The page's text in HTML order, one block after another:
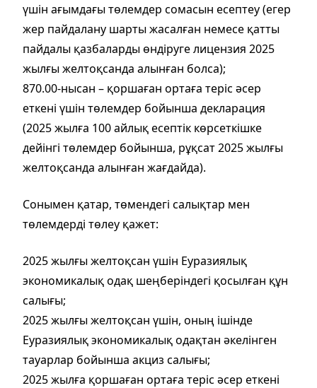
үшін ағымдағы төлемдер сомасын есептеу (егер
жер пайдалану шарты жасалған немесе қатты
пайдалы қазбаларды өндіруге лицензия 2025
жылғы желтоқсанда алынған болса);
870.00-нысан – қоршаған ортаға теріс әсер
еткені үшін төлемдер бойынша декларация
(2025 жылға 100 айлық есептік көрсеткішке
дейінгі төлемдер бойынша, рұқсат 2025 жылғы
желтоқсанда алынған жағдайда).
Сонымен қатар, төмендегі салықтар мен
төлемдерді төлеу қажет:
2025 жылғы желтоқсан үшін Еуразиялық
экономикалық одақ шеңберіндегі қосылған құн
салығы;
2025 жылғы желтоқсан үшін, оның ішінде
Еуразиялық экономикалық одақтан әкелінген
тауарлар бойынша акциз салығы;
2025 жылға қоршаған ортаға теріс әсер еткені